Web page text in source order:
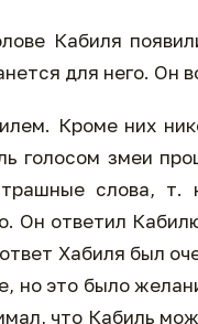
Кабиля
для него. Он
Кроме них
голосом змеи
слова,
Он ответил
Хабиля был
но это было
что Кабиль